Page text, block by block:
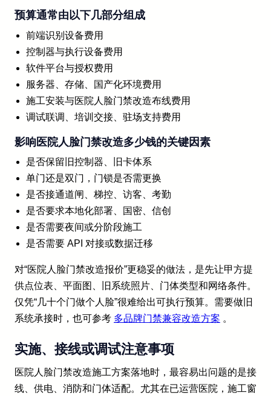
预算通常由以下几部分组成
前端识别设备费用
控制器与执行设备费用
软件平台与授权费用
服务器、存储、国产化环境费用
施工安装与医院人脸门禁改造布线费用
调试联调、培训交接、驻场支持费用
影响医院人脸门禁改造多少钱的关键因素
是否保留旧控制器、旧卡体系
单门还是双门，门锁是否需更换
是否接通道闸、梯控、访客、考勤
是否要求本地化部署、国密、信创
是否需要夜间或分阶段施工
是否需要 API 对接或数据迁移
对“医院人脸门禁改造报价”更稳妥的做法，是先让甲方提
供点位表、平面图、旧系统照片、门体类型和网络条件。
仅凭“几十个门做个人脸”很难给出可执行预算。需要做旧
系统承接时，也可参考 多品牌门禁兼容改造方案 。
实施、接线或调试注意事项
医院人脸门禁改造施工方案落地时，最容易出问题的是接
线、供电、消防和门体适配。尤其在已运营医院，施工窗